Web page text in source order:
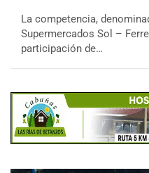
La competencia,
Supermercados Sol –
participación de…